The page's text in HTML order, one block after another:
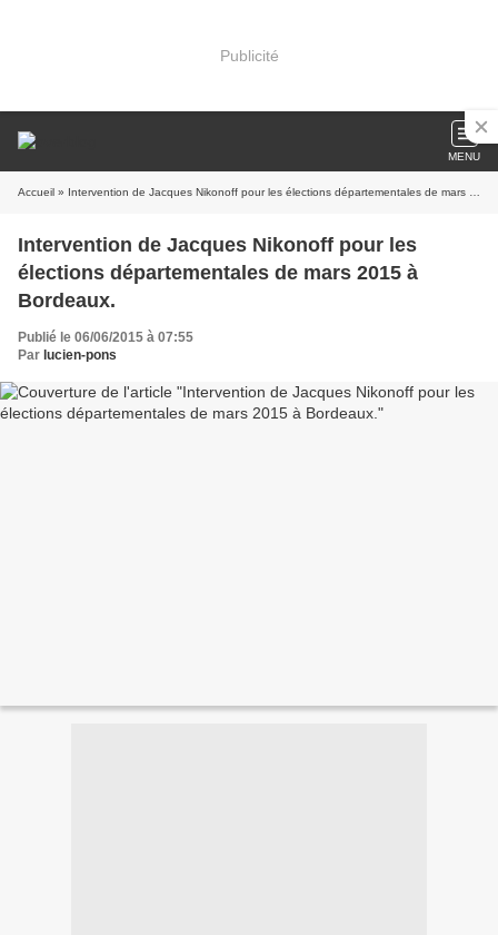
Publicité
MENU
Accueil » Intervention de Jacques Nikonoff pour les élections départementales de mars 2015 à Bordeaux.
Intervention de Jacques Nikonoff pour les
élections départementales de mars 2015 à
Bordeaux.
Publié le 06/06/2015 à 07:55
Par lucien-pons